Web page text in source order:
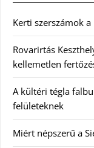
Kerti szerszámok
Rovarirtás
kellemetlen
A kültéri tégla
felületeknek
Miért népszerű a